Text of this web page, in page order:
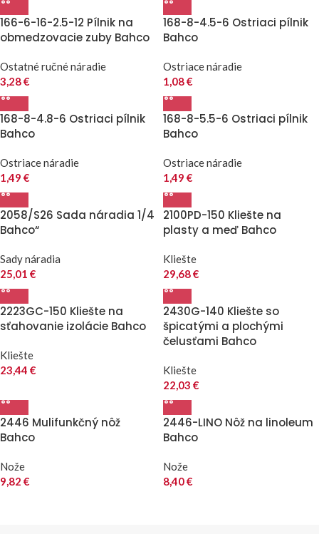
166-6-16-2.5-12 Pílnik na
obmedzovacie zuby Bahco
Ostatné ručné náradie
3,28€
168-8-4.5-6 Ostriaci pílnik
Bahco
Ostriace náradie
1,08€
168-8-4.8-6 Ostriaci pílnik
Bahco
Ostriace náradie
1,49 €
168-8-5.5-6 Ostriaci pílnik
Bahco
Ostriace náradie
1,49 €
2058/S26 Sada náradia 1/4
Bahco“
Sady náradia
25,01 €
2100PD-150 Kliešte na
plasty a meď Bahco
Kliešte
29,68€
2223GC-150 Kliešte na
sťahovanie izolácie Bahco
Kliešte
23,44 €
2430G-140 Kliešte so
špicatými a plochými
čelusťami Bahco
Kliešte
22,03 €
2446 Mulifunkčný nôž
Bahco
Nože
9,82 €
2446-LINO Nôž na linoleum
Bahco
Nože
8,40€